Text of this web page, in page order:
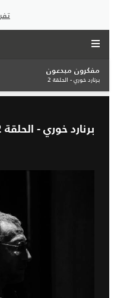
مفكرون مبدعون
برنارد خوري - الحلقة 2
برنارد خوري - الحلقة 2